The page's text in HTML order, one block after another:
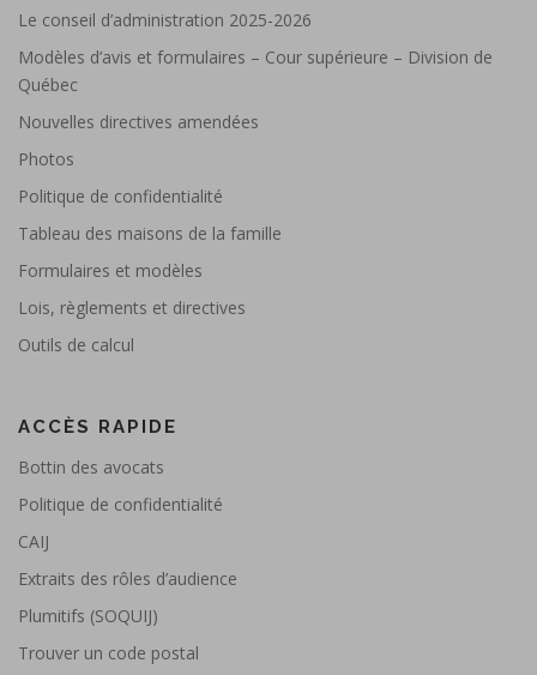
Le conseil d’administration 2025-2026
Modèles d’avis et formulaires – Cour supérieure – Division de
Québec
Nouvelles directives amendées
Photos
Politique de confidentialité
Tableau des maisons de la famille
Formulaires et modèles
Lois, règlements et directives
Outils de calcul
ACCÈS RAPIDE
Bottin des avocats
Politique de confidentialité
CAIJ
Extraits des rôles d’audience
Plumitifs (SOQUIJ)
Trouver un code postal